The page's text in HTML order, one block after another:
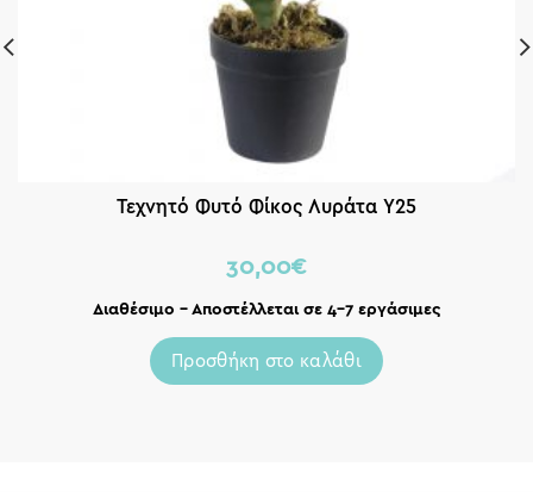
Τεχνητό Φυτό Φίκος Λυράτα Υ25
30,00€
Διαθέσιμο – Αποστέλλεται σε 4-7 εργάσιμες
Προσθήκη στο καλάθι